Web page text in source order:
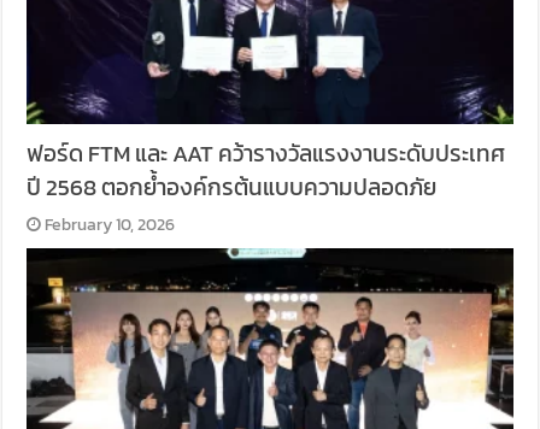
ฟอร์ด FTM และ AAT คว้ารางวัลแรงงานระดับประเทศ
ปี 2568 ตอกย้ำองค์กรต้นแบบความปลอดภัย
February 10, 2026